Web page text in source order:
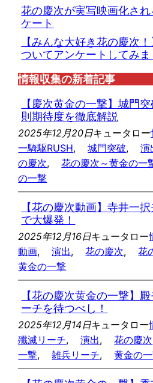
花の慶次が実写映画化さ
ケート
【みんな大好き花の慶次
ついてアンケートしてみま
情報収集の新着記事
【慶次黄金の一撃】城門
則期待度を徹底解説
2025年12月20日キュータロー
一騎駆RUSH, 城門突破, 演
の慶次, 花の慶次～黄金の一
の一撃
【花の慶次動画】寺井一
で大爆発！
2025年12月16日キュータロー
動画, 演出, 花の慶次, 花
黄金の一撃
【花の慶次黄金の一撃】
ーチを待つべし！
2025年12月14日キュータロー
殲滅リーチ, 演出, 花の慶次
一撃, 雑兵リーチ, 黄金の